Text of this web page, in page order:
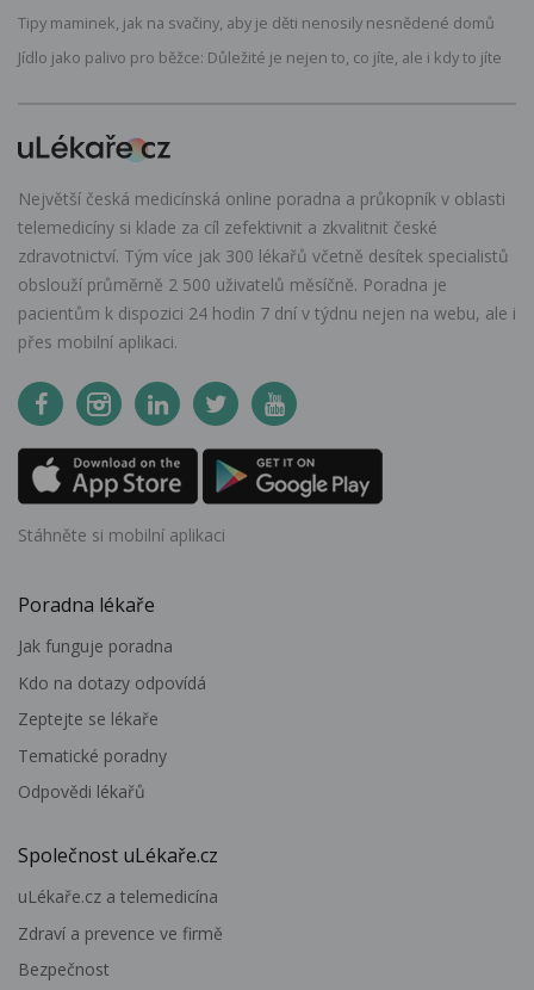
Tipy maminek, jak na svačiny, aby je děti nenosily nesnědené domů
Jídlo jako palivo pro běžce: Důležité je nejen to, co jíte, ale i kdy to jíte
Největší česká medicínská online poradna a průkopník v oblasti
telemedicíny si klade za cíl zefektivnit a zkvalitnit české
zdravotnictví. Tým více jak 300 lékařů včetně desítek specialistů
obslouží průměrně 2 500 uživatelů měsíčně. Poradna je
pacientům k dispozici 24 hodin 7 dní v týdnu nejen na webu, ale i
přes mobilní aplikaci.
Stáhněte si mobilní aplikaci
Poradna lékaře
Jak funguje poradna
Kdo na dotazy odpovídá
Zeptejte se lékaře
Tematické poradny
Odpovědi lékařů
Společnost uLékaře.cz
uLékaře.cz a telemedicína
Zdraví a prevence ve firmě
Bezpečnost